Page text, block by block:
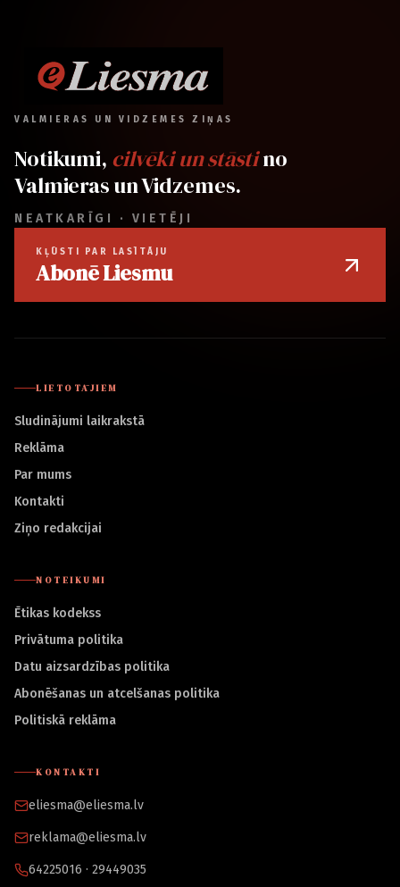
VALMIERAS UN VIDZEMES ZIŅAS
Notikumi, cilvēki un stāstino
Valmieras un Vidzemes.
NEATKARĪGI · VIETĒJI
KĻŪSTI PAR LASĪTĀJU
Abonē Liesmu
LIETOTĀJIEM
Sludinājumi laikrakstā
Reklāma
Par mums
Kontakti
Ziņo redakcijai
NOTEIKUMI
Ētikas kodekss
Privātuma politika
Datu aizsardzības politika
Abonēšanas un atcelšanas politika
Politiskā reklāma
KONTAKTI
eliesma@eliesma.lv
reklama@eliesma.lv
64225016 · 29449035